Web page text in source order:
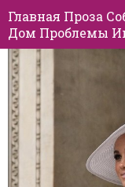
Главная Проза
Дом Проблемы